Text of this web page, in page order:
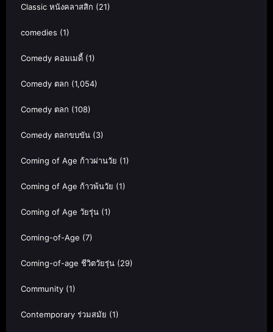
Classic หนังคลาสสิก (21)
comedies (1)
Comedy คอมเมดี้ (1)
Comedy ตลก (1,054)
Comedy ตลก (108)
Comedy ตลกขบขัน (3)
Coming of Age ก้าวผ่านวัย (1)
Coming of Age ก้าวพ้นวัย (1)
Coming of Age วัยรุ่น (1)
Coming-of-Age (7)
Coming-of-age ชีวิตวัยรุ่น (29)
Community (1)
Contemporary ร่วมสมัย (1)